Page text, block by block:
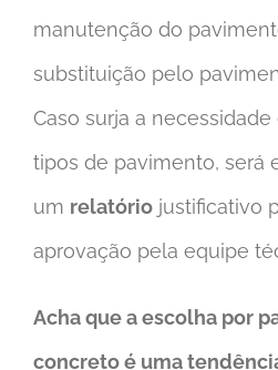
manutenção do
substituição pelo
Caso surja a
tipos de pavimento, será
um relatório justificativo
aprovação pela equipe
Acha que a escolha por
concreto é uma